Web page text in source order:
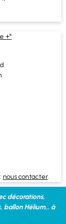
+"
nous contacter.
décorations,
ballon Hélium... à